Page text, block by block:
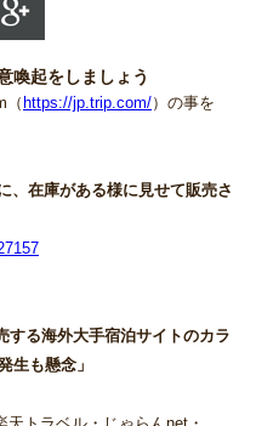
喚起をしましょう
（https://jp.trip.com/）の事を
、在庫がある様に見せて販売さ
する海外大手宿泊サイトのカラ
生も懸念」